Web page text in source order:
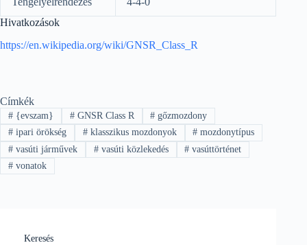
Hivatkozások
https://en.wikipedia.org/wiki/GNSR_Class_R
Címkék
#{evszam} #GNSR Class R # gőzmozdony
#ipari örökség #klasszikus mozdonyok # mozdonytípus
#vasúti járművek #vasúti közlekedés # vasúttörténet
#vonatok
Keresés